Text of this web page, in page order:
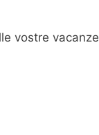
vostre vacanze